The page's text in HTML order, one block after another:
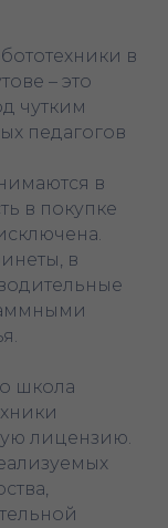
в
– это
чутким
педагогов
в
в покупке
в
школа
лицензию.